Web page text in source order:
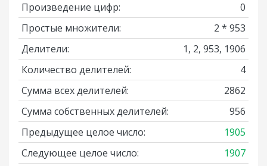
Произведение цифр:
0
Простые множители:
2 * 953
Делители:
1, 2, 953, 1906
Количество делителей:
4
Сумма всех делителей:
2862
Сумма собственных делителей:
956
Предыдущее целое число:
1905
Следующее целое число:
1907